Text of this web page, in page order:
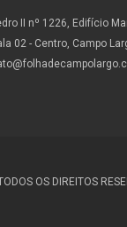
II nº 1226, Edifício
02 - Centro, Campo
OS DIREITOS